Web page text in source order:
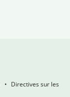
Directives sur les